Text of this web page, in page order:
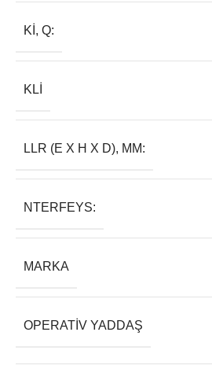
KI, Q:
KLI
LLR (E X H X D), MM:
NTERFEYS:
MARKA
OPERATIV YADDAŞ